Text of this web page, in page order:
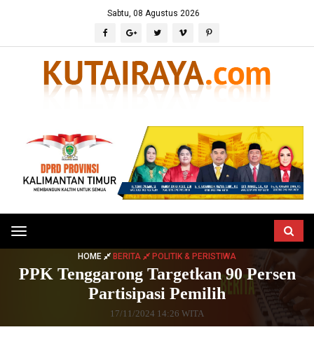
Sabtu, 08 Agustus 2026
Toggle
navigation
HOME BERITA POLITIK & PERISTIWA
PPK Tenggarong Targetkan 90 Persen
Partisipasi Pemilih
17/11/2024 14:26 WITA